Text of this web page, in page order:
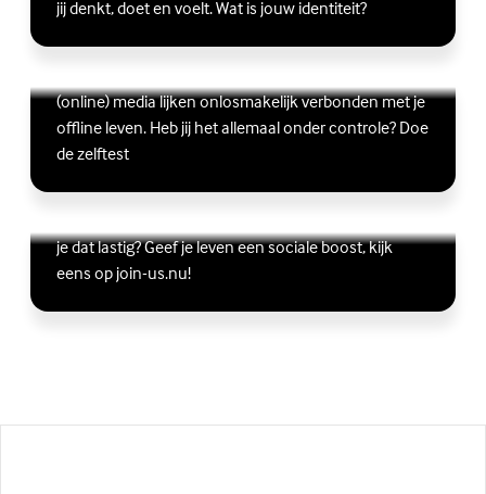
jij denkt, doet en voelt. Wat is jouw identiteit?
Ben jij digitaal in balans?
(online) media lijken onlosmakelijk verbonden met je
offline leven. Heb jij het allemaal onder controle? Doe
de zelftest
Lees meer over Ben jij digitaal in balans?
(Externe link)
Vriendschap
je dat lastig? Geef je leven een sociale boost, kijk
eens op join-us.nu!
Lees meer over Vriendschap
(Externe link)